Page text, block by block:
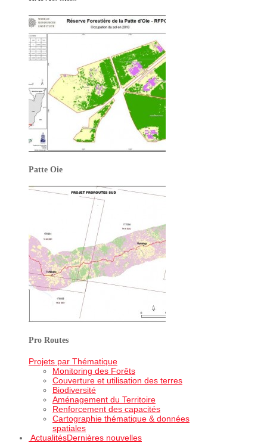
Patte Oie
Pro Routes
Projets par Thématique
Monitoring des Forêts
Couverture et utilisation des terres
Biodiversité
Aménagement du Territoire
Renforcement des capacités
Cartographie thématique & données
spatiales
ActualitésDernières nouvelles